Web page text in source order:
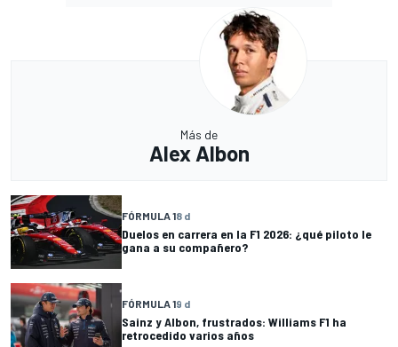
Más de
Alex Albon
FÓRMULA 18 d
Duelos en carrera en la F1 2026: ¿qué piloto le
gana a su compañero?
FÓRMULA 19 d
Sainz y Albon, frustrados: Williams F1 ha
retrocedido varios años